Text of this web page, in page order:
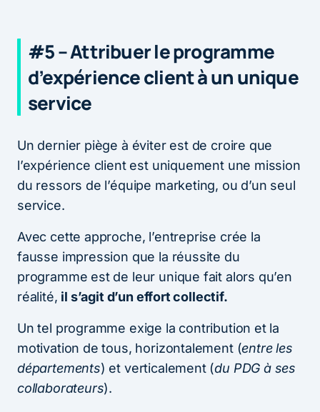
#5 – Attribuer le programme
d’expérience client à un unique
service
Un dernier piège à éviter est de croire que
l’expérience client est uniquement une mission
du ressors de l’équipe marketing, ou d’un seul
service.
Avec cette approche, l’entreprise crée la
fausse impression que la réussite du
programme est de leur unique fait alors qu’en
réalité, il s’agit d’un effort collectif.
Un tel programme exige la contribution et la
motivation de tous, horizontalement (entre les
départements) et verticalement (du PDG à ses
collaborateurs).